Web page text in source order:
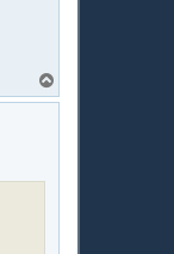
a